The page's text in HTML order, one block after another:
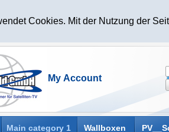
Cookies. Mit der Nutzung der
Main category 1 Wallboxen